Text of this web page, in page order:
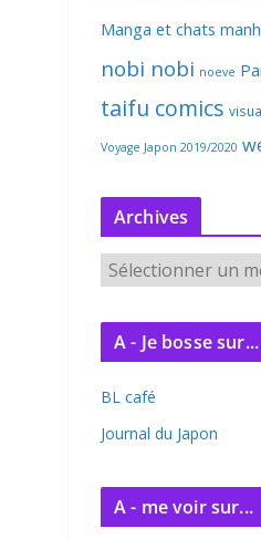
Manga et chats
nobi nobi noeve
taifu comics
Voyage Japon 2019/2020
Archives
r
c
v
e
A - Je bosse sur...
BL café
Journal du Japon
A - me voir sur...